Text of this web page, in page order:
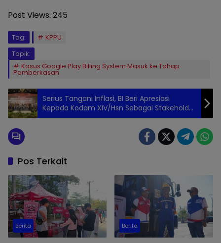
Post Views: 245
Tag:
KPPU
Topik:
Kasus Google Play Billing System Masuk ke Tahap
Pemberkasan
Serius Tangani Inflasi, BI Beri Apresiasi
Kepada Kodam XIV/Hsn Sebagai Stakeholder
Daerah Mitra Strategis Pengendalian Inflasi
Terbaik Provinsi Sulsel Tahun 2023
Pos Terkait
Berita Berita